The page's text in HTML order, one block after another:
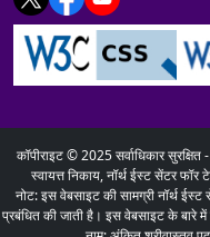
कॉपीराइट © 2025 सर्वाधिकार सुरक्षित
स्वायत्त निकाय, नॉर्थ ईस्ट सेंटर
नोट: इस वेबसाइट की सामग्री नॉर्थ ईस्ट
प्रबंधित की जाती है। इस वेबसाइट के बारे